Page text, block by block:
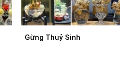
Gừng Thuỷ Sinh